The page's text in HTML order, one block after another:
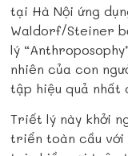
tại Hà Nội ứng
Waldorf/Steiner
lý
nhiên của con
tập hiệu quả nhất
Triết lý này khởi
triển toàn cầu với